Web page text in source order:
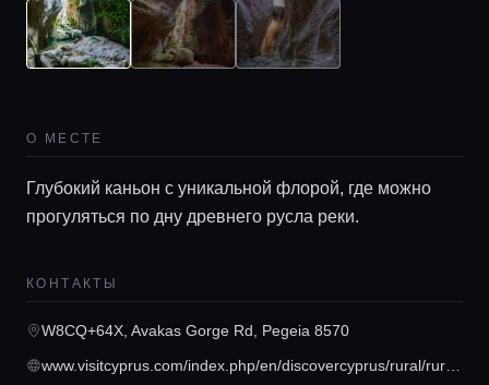
Главная
О МЕСТЕ
Глубокий каньон с уникальной флорой, где можно
прогуляться по дну древнего русла реки.
КОНТАКТЫ
W8CQ+64X, Avakas Gorge Rd, Pegeia 8570
www.visitcyprus.com/index.php/en/discovercyprus/rural/rural-nature-trails/649-avakas-gorge-linear-pafos-paphos-district-akamas-forest-nature-trail